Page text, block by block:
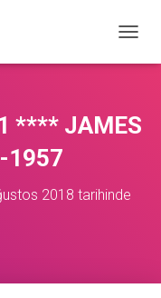
E
Y
Ü
K
**** JAMES
1957
2018 tarihinde